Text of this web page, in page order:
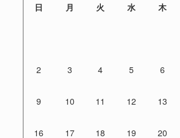
日 月 火 水 木
2 3 4 5 6
9 10 11 12 13
16 17 18 19 20